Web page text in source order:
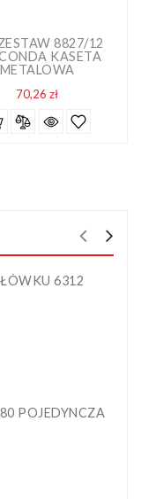
8827/12
KASETA
METALOWA
70,26 złCena
6312
POJEDYNCZA